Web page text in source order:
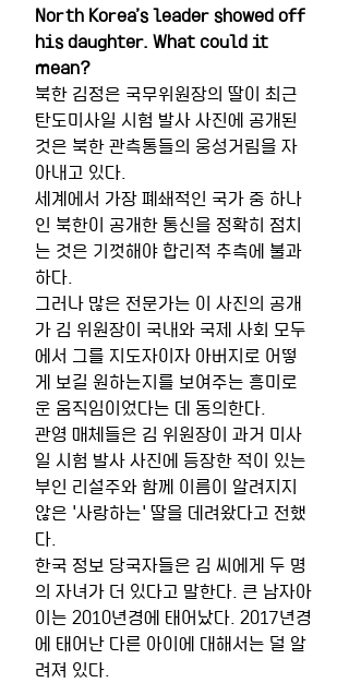
North Korea’s leader showed off
his daughter. What could it
mean?
북한 김정은 국무위원장의 딸이 최근
탄도미사일 시험 발사 사진에 공개된
것은 북한 관측통들의 웅성거림을 자
아내고 있다.
세계에서 가장 폐쇄적인 국가 중 하나
인 북한이 공개한 통신을 정확히 점치
는 것은 기껏해야 합리적 추측에 불과
하다.
그러나 많은 전문가는 이 사진의 공개
가 김 위원장이 국내와 국제 사회 모두
에서 그를 지도자이자 아버지로 어떻
게 보길 원하는지를 보여주는 흥미로
운 움직임이었다는 데 동의한다.
관영 매체들은 김 위원장이 과거 미사
일 시험 발사 사진에 등장한 적이 있는
부인 리설주와 함께 이름이 알려지지
않은 '사랑하는' 딸을 데려왔다고 전했
다.
한국 정보 당국자들은 김 씨에게 두 명
의 자녀가 더 있다고 말한다. 큰 남자아
이는 2010년경에 태어났다. 2017년경
에 태어난 다른 아이에 대해서는 덜 알
려져 있다.